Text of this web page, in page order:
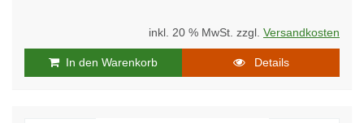
inkl. 20 % MwSt. zzgl. Versandkosten
In den Warenkorb Details